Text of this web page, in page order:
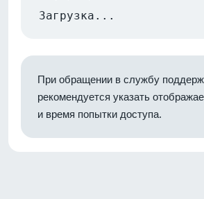
Загрузка...
При обращении в службу
рекомендуется указать
и время попытки доступа.